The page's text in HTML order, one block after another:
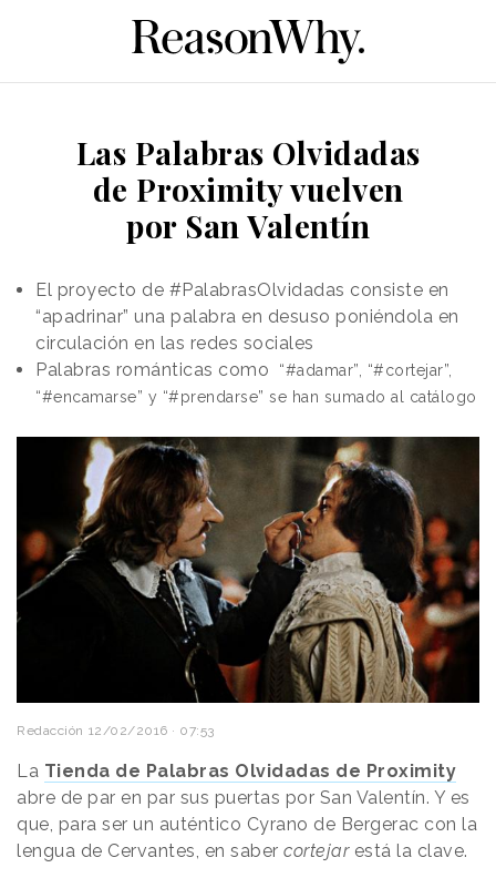
Las Palabras Olvidadas
de Proximity vuelven
por San Valentín
El proyecto de #PalabrasOlvidadas consiste en
“apadrinar” una palabra en desuso poniéndola en
circulación en las redes sociales
Palabras románticas como
“#adamar”, “#cortejar”,
“#encamarse” y “#prendarse” se han sumado al catálogo
Redacción 12/02/2016 · 07:53
La Tienda de Palabras Olvidadas de Proximity
abre de par en par sus puertas por San Valentín. Y es
que, para ser un auténtico Cyrano de Bergerac con la
lengua de Cervantes, en saber cortejarestá la clave.